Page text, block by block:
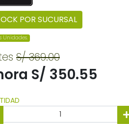
POR SUCURSAL
Unidades.
S/ 369.00
S/ 350.55